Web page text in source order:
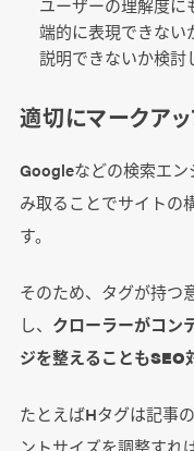
ユーザーの理解度に
端的に表現できない
説明できないか検討
適切にマークア
Googleなどの検索エ
み取ることでサイトの
す。
そのため、タグが持つ
し、 クローラーがコン
ジを整えることもSEO
たとえばHタグは記事
ントサイズを調整すれ